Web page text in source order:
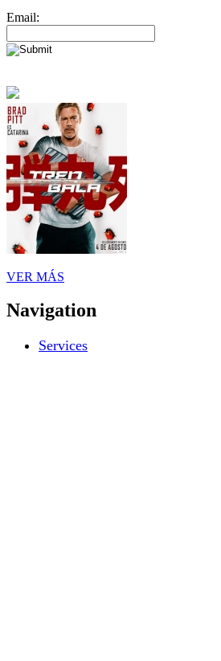
Email:
VER MÁS
Navigation
Services